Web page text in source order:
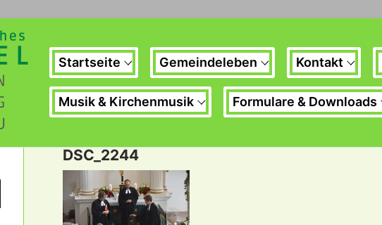
Startseite Gemeindeleben Kontakt
Musik & Kirchenmusik Formulare & Downloads
DSC_2244